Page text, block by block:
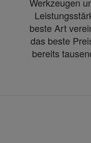
beste Art
das beste
bereits